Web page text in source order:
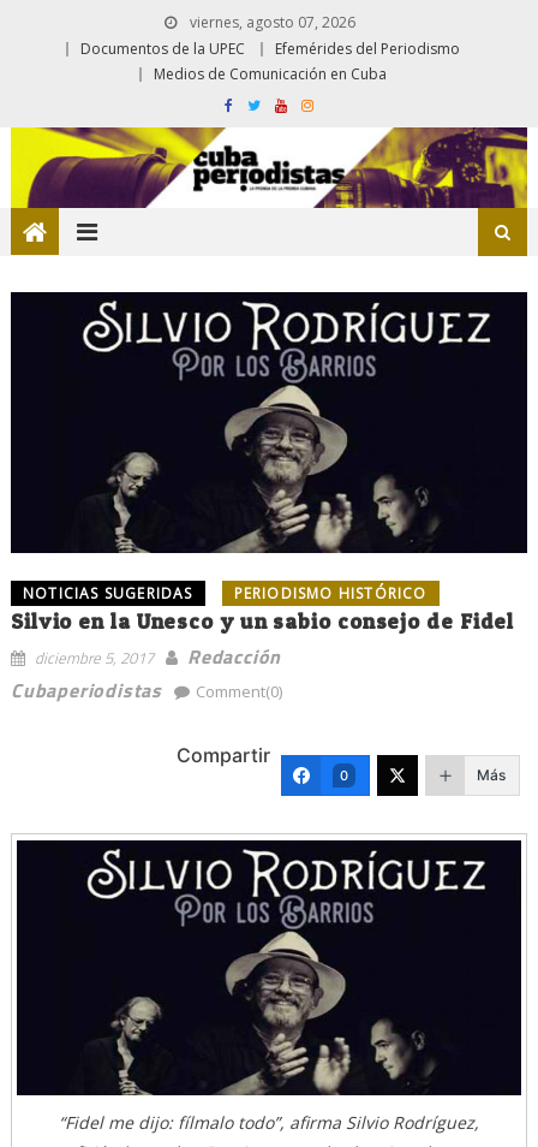
viernes, agosto 07, 2026
Documentos de la UPEC
Efemérides del Periodismo
Medios de Comunicación en Cuba
NOTICIAS SUGERIDAS PERIODISMO HISTÓRICO
Silvio en la Unesco y un sabio consejo de Fidel
diciembre 5, 2017
Redacción
Cubaperiodistas
Comment(0)
Compartir
0 Más
“Fidel me dijo: fílmalo todo”, afirma Silvio Rodríguez,